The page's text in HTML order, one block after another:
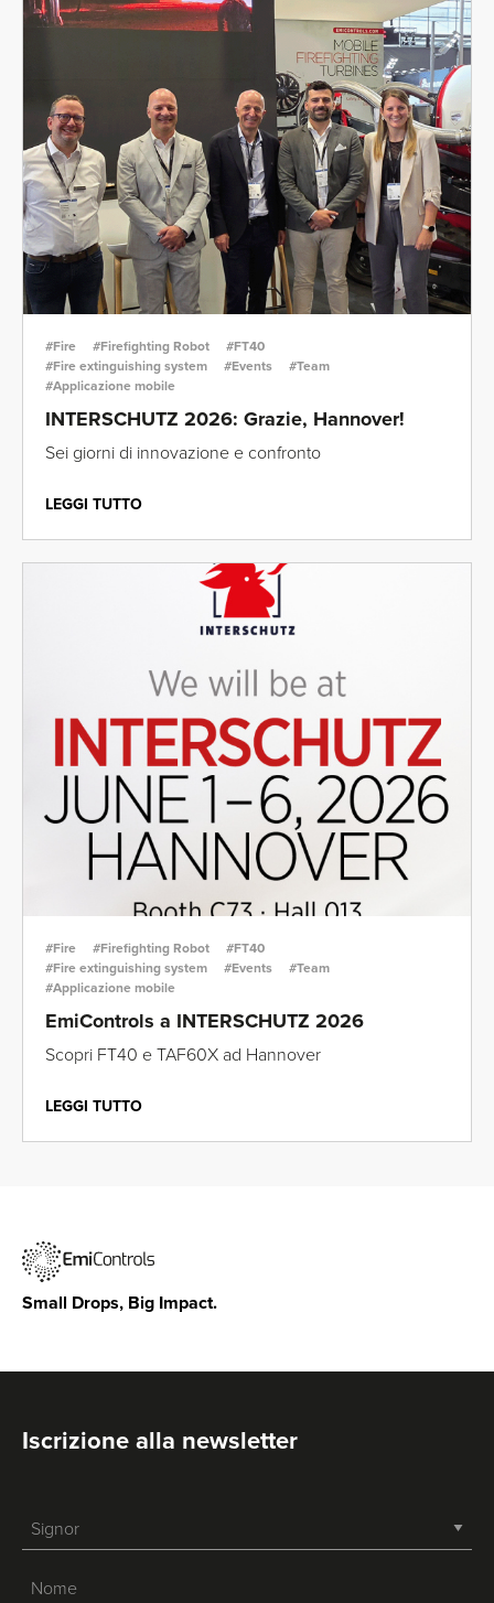
#Fire #Firefighting Robot
#FT40
#Fire extinguishing system
#Events
#Team
#Applicazione mobile
INTERSCHUTZ 2026: Grazie, Hannover!
Sei giorni di innovazione e confronto
LEGGI TUTTO
#Fire #Firefighting Robot
#FT40
#Fire extinguishing system
#Events
#Team
#Applicazione mobile
EmiControls a INTERSCHUTZ 2026
Scopri FT40 e TAF60X ad Hannover
LEGGI TUTTO
Small Drops, Big Impact.
Iscrizione alla newsletter